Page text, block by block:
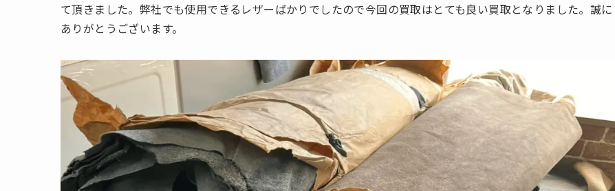
て頂きました。弊社でも使用できるレザーばかりでしたので今回の買取はとても良い買取となりました。誠に
ありがとうございます。